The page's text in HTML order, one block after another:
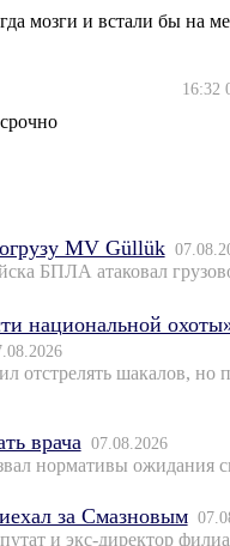
мозги и встали бы на
16:32
MV Güllük
БПЛА атаковал
национальной
отстрелять шакалов, но
врача 07.08.2026
нормативы ожидания
за Смазновым
и экс-директор